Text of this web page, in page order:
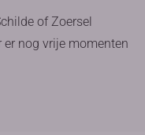
of Zoersel
er nog vrije momenten